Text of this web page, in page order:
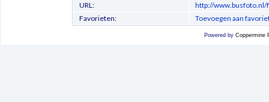
URL:
http://www.busfoto.nl/
Favorieten:
Toevoegen aan
Powered by Coppermine